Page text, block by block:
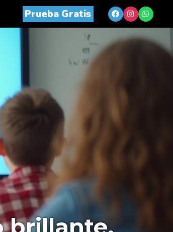
Prueba Gratis